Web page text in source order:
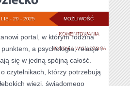
MOŻLIWOŚĆ
KOMENTOWANIANASTOLATKI
I
DZIECKO
ZOSTAŁA WYŁĄCZONA
LIS - 29 - 2025
portal, w którym rodzina
a psychologia, relacja i
się w jedną spójną całość.
czytelnikach, którzy potrzebują
więzi, świadomego